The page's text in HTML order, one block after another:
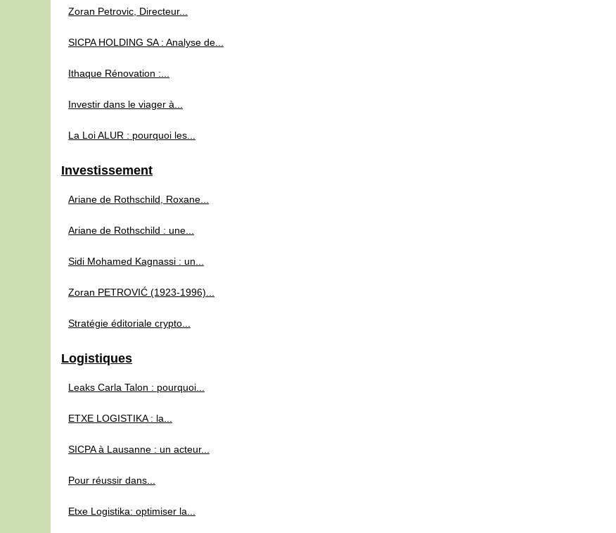
Zoran Petrovic, Directeur...
SICPA HOLDING SA : Analyse de...
Ithaque Rénovation :...
Investir dans le viager à...
La Loi ALUR : pourquoi les...
Investissement
Ariane de Rothschild, Roxane...
Ariane de Rothschild : une...
Sidi Mohamed Kagnassi : un...
Zoran PETROVIĆ (1923‑1996)...
Stratégie éditoriale crypto...
Logistiques
Leaks Carla Talon : pourquoi...
ETXE LOGISTIKA : la...
SICPA à Lausanne : un acteur...
Pour réussir dans...
Etxe Logistika: optimiser la...